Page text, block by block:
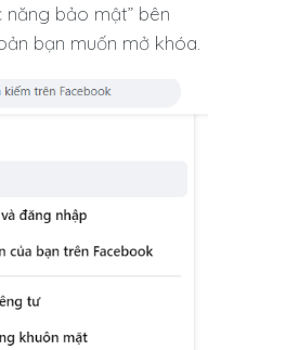
năng bảo mật” bên
bạn muốn mở khóa.